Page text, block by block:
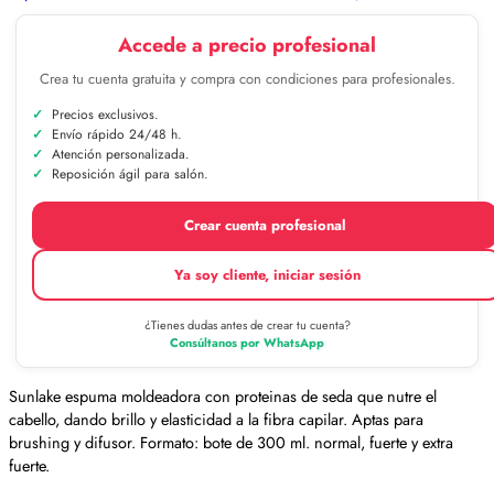
Accede a precio profesional
Crea tu cuenta gratuita y compra con condiciones para profesionales.
Precios exclusivos.
Envío rápido 24/48 h.
Atención personalizada.
Reposición ágil para salón.
Crear cuenta profesional
Ya soy cliente, iniciar sesión
¿Tienes dudas antes de crear tu cuenta?
Consúltanos por WhatsApp
Sunlake espuma moldeadora con proteinas de seda que nutre el
cabello, dando brillo y elasticidad a la fibra capilar. Aptas para
brushing y difusor. Formato: bote de 300 ml. normal, fuerte y extra
fuerte.